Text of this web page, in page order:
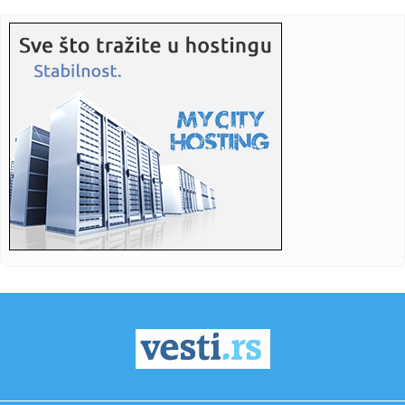
14:30: Povratak otpisanih: Više razloga zašto predsednik u javni
živo...
14:30:
izmaklo k...
14:30:Ko je bio Horhe Mesi: Lionelov otac i agent, koji je
promenio nje...
14:29:Netanjahu rekao „ne“ Trampovom planu od 15 tačaka:
Izraelska...
14:29:Netanjahu rekao "ne" Trampovom planu za Gazu: Ovo je
njegov uslov
Svetu ponestaje rečnog peska, a to predstavlja ogroman